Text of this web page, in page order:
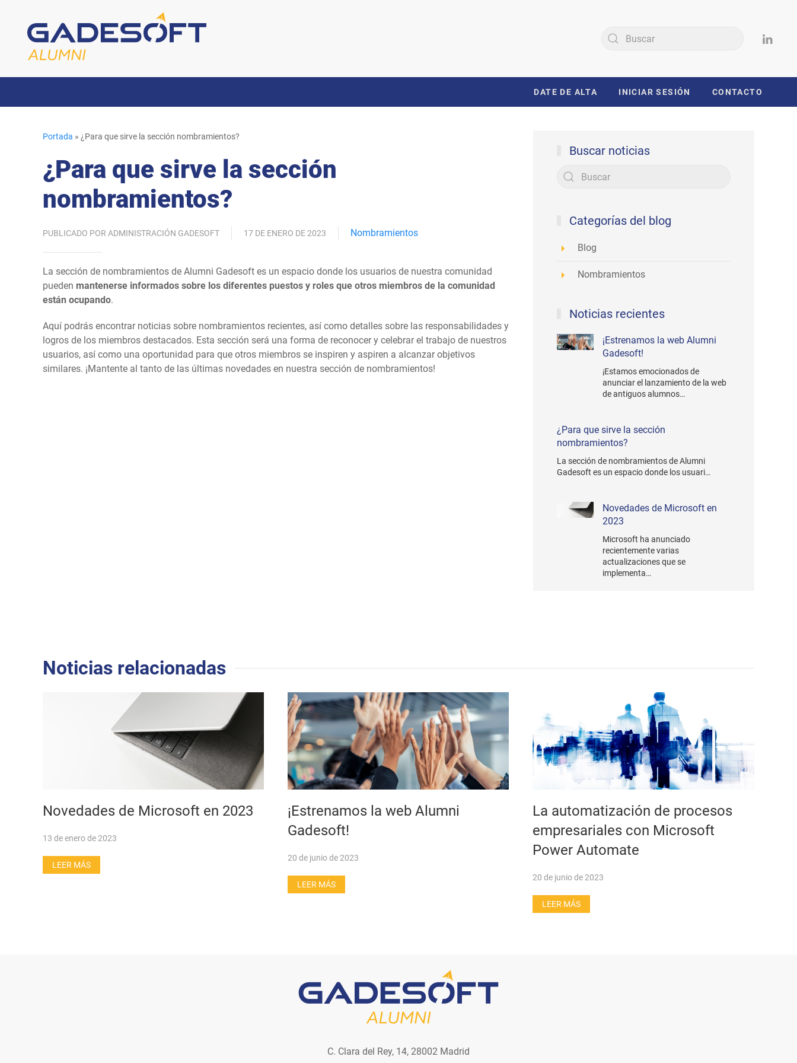
DATE DE ALTA INICIAR SESIÓN CONTACTO
Portada » ¿Para que sirve la sección nombramientos?
¿Para que sirve la sección
nombramientos?
PUBLICADO POR ADMINISTRACIÓN GADESOFT 17 DE ENERO DE 2023 Nombramientos
La sección de nombramientos de Alumni Gadesoft es un espacio donde los usuarios de nuestra comunidad
pueden mantenerse informados sobre los diferentes puestos y roles que otros miembros de la comunidad
están ocupando.
Aquí podrás encontrar noticias sobre nombramientos recientes, así como detalles sobre las responsabilidades y
logros de los miembros destacados. Esta sección será una forma de reconocer y celebrar el trabajo de nuestros
usuarios, así como una oportunidad para que otros miembros se inspiren y aspiren a alcanzar objetivos
similares. ¡Mantente al tanto de las últimas novedades en nuestra sección de nombramientos!
Buscar noticias
Categorías del blog
Blog
Nombramientos
Noticias recientes
¡Estrenamos la web Alumni
Gadesoft!
¡Estamos emocionados de
anunciar el lanzamiento de la web
de antiguos alumnos…
¿Para que sirve la sección
nombramientos?
La sección de nombramientos de Alumni
Gadesoft es un espacio donde los usuari…
Novedades de Microsoft en
2023
Microsoft ha anunciado
recientemente varias
actualizaciones que se
implementa…
Noticias relacionadas
Novedades de Microsoft en 2023
13 de enero de 2023
LEER MÁS
¡Estrenamos la web Alumni
Gadesoft!
20 de junio de 2023
LEER MÁS
La automatización de procesos
empresariales con Microsoft
Power Automate
20 de junio de 2023
LEER MÁS
C. Clara del Rey, 14, 28002 Madrid